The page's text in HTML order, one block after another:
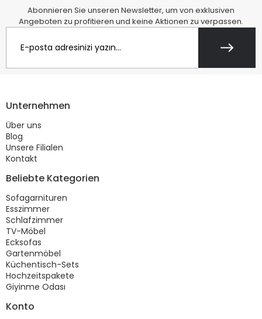
Abonnieren Sie unseren Newsletter, um von exklusiven
Angeboten zu profitieren und keine Aktionen zu verpassen.
Unternehmen
Über uns
Blog
Unsere Filialen
Kontakt
Beliebte Kategorien
Sofagarnituren
Esszimmer
Schlafzimmer
TV-Möbel
Ecksofas
Gartenmöbel
Küchentisch-Sets
Hochzeitspakete
Giyinme Odası
Konto